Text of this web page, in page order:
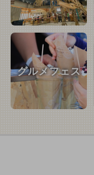
グルメフェス